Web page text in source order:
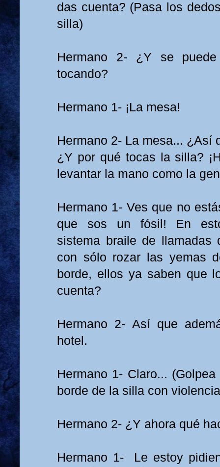
das cuenta? (Pasa los
silla)
Hermano 2- ¿Y se
tocando?
Hermano 1- ¡La mesa!
Hermano 2- La mesa... ¿Así
¿Y por qué tocas la silla?
levantar la mano como la
Hermano 1- Ves que no
que sos un fósil! En
sistema braile de llamadas
con sólo rozar las yemas
borde, ellos ya saben que
cuenta?
Hermano 2- Así que
hotel.
Hermano 1- Claro...
borde de la silla con
Hermano 2- ¿Y ahora qué
Hermano 1- Le estoy